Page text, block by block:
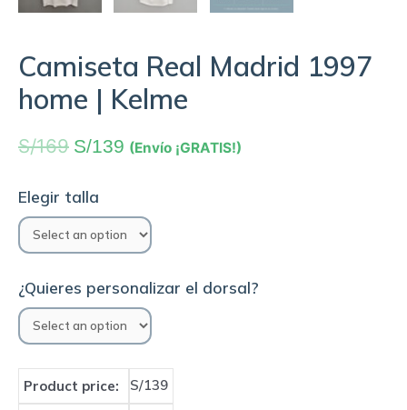
Camiseta Real Madrid 1997
home | Kelme
S/169 S/139 (Envío ¡GRATIS!)
Elegir talla
¿Quieres personalizar el dorsal?
Product price: S/139